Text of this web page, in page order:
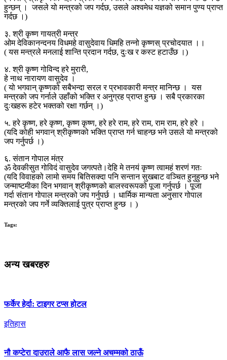
हुन्छन् । जसले यो मन्त्रको जप गर्दछ, उसले अश्वमेध यज्ञको समान पुण्य प्राप्त
गर्दछ ।)
३. श्री कृष्ण गायत्री मन्त्र
ओम देविकानन्दनय विधमहे वासुदेवाय धिमहि तन्नो कृष्णस् प्रचोदयात ।।
( यस मन्त्रले मनलाई शान्ति प्रदान गर्दछ, दुःख र कस्ट हटाउँछ ।)
४. श्री कृष्ण गोविन्द हरे मुरारी,
हे नाथ नारायण वासुदेव ।
( यो भगवान् कृष्णको सबैभन्दा सरल र प्रभावकारी मन्त्र मानिन्छ । यस
मन्त्रको जप गर्नाले उहाँको भक्ति र अनुग्रह प्राप्त हुन्छ । सबै प्रकारका
दुःखहरू हटेर भक्तको रक्षा गर्छन् ।)
५. हरे कृष्ण, हरे कृष्ण, कृष्ण कृष्ण, हरे हरे राम, हरे राम, राम राम, हरे हरे ।
(यदि कोही भगवान् श्रीकृष्णको भक्ति प्राप्त गर्न चाहन्छ भने उसले यो मन्त्रको
जप गर्नुपर्छ ।)
६. संतान गोपाल मंत्र
ॐ देवकीसुत गोविदं वासुदेव जगत्पते।देहि मे तनयं कृष्ण त्वामहं शरणं गतः
(यदि विवाहको लामो समय बितिसक्दा पनि सन्तान सुखबाट वञ्चित हुनुहुन्छ भने
जन्माष्टमीका दिन भगवान् श्रीकृष्णको बालस्वरूपको पूजा गर्नुपर्छ । पूजा
गर्दा संतान गोपाल मन्त्रको जप गर्नुपर्छ । धार्मिक मान्यता अनुसार गोपाल
मन्त्रको जप गर्ने व्यक्तिलाई पुत्र प्राप्त हुन्छ । )
Tags:
अन्य खबरहरु
फर्केर हेर्दा: टाइगर टप्स होटल
इतिहास
नौ कप्टेरा दाउराले आफै लास जल्ने अचम्मको ठाऊँ